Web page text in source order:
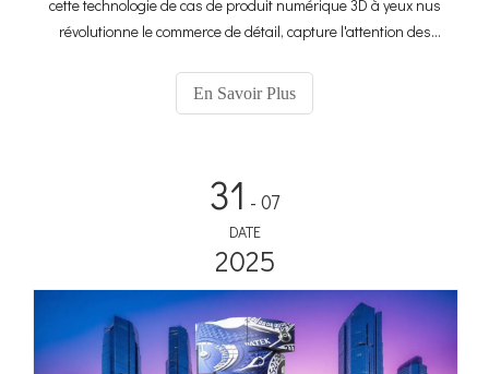
cette technologie de cas de produit numérique 3D à yeux nus
révolutionne le commerce de détail, capture l'attention des
immersifs et virtuels-réels.
En Savoir Plus
31 - 07
DATE
2025